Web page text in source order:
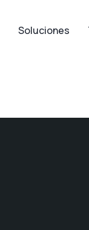
Soluciones